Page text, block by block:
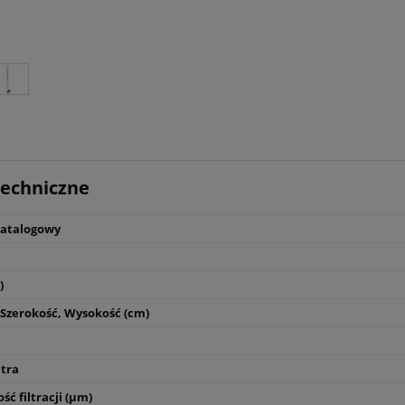
24 700,00 zł
Wysokość (cm)
filtracji (µm)